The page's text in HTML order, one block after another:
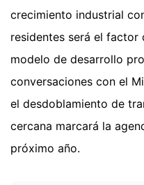
crecimiento industrial
residentes será el
modelo de desarrollo
conversaciones con el
el desdoblamiento de
cercana marcará la
próximo año.